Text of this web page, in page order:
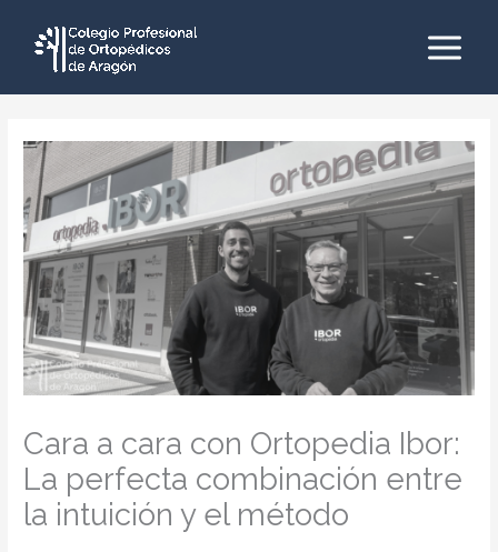
contenido
Main
Cara a cara con Ortopedia Ibor:
La perfecta combinación entre
la intuición y el método